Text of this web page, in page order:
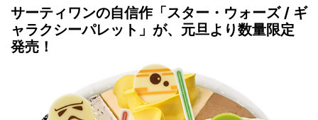
サーティワンの自信作「スター・ウォーズ / ギ
ャラクシーパレット」が、元旦より数量限定
発売！